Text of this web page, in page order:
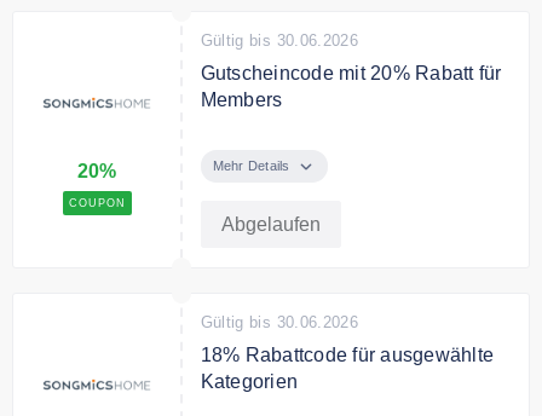
20%
COUPON
Gültig bis 30.06.2026
Gutscheincode mit 20% Rabatt für
Members
zusätzlichen 20% Rabatt auf
Mehr Details
Abgelaufen
Gültig bis 30.06.2026
18% Rabattcode für ausgewählte
Kategorien